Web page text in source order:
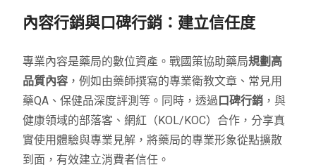
內容行銷與口碑行銷：建立信任度
專業內容是藥局的數位資產。戰國策協助藥局規劃高
品質內容 ，例如由藥師撰寫的專業衛教文章、常見用
藥QA、保健品深度評測等。同時，透過口碑行銷 ，與
健康領域的部落客、網紅（KOL/KOC）合作，分享真
實使用體驗與專業見解，將藥局的專業形象從點擴散
到面，有效建立消費者信任。